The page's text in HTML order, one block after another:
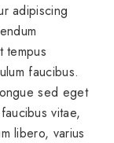
adipiscing
tempus
faucibus.
sed eget
vitae,
libero, varius